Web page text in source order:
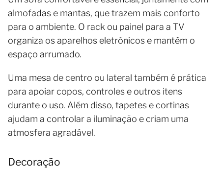
almofadas e mantas, que trazem mais conforto
para o ambiente. O rack ou painel para a TV
organiza os aparelhos eletrônicos e mantém o
espaço arrumado.
Uma mesa de centro ou lateral também é prática
para apoiar copos, controles e outros itens
durante o uso. Além disso, tapetes e cortinas
ajudam a controlar a iluminação e criam uma
atmosfera agradável.
Decoração